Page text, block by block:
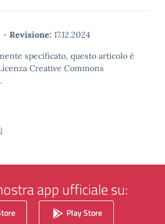
- Revisione: 17.12.2024
specificato, questo articolo è
Creative Commons
app ufficiale su:
Play Store